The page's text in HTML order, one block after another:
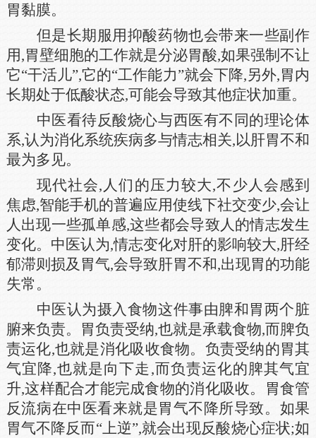
胃黏膜。
但是长期服用抑酸药物也会带来一些副作
用,胃壁细胞的工作就是分泌胃酸,如果强制不让
它“干活儿”,它的“工作能力”就会下降,另外,胃内
长期处于低酸状态,可能会导致其他症状加重。
中医看待反酸烧心与西医有不同的理论体
系,认为消化系统疾病多与情志相关,以肝胃不和
最为多见。
现代社会,人们的压力较大,不少人会感到
焦虑,智能手机的普遍应用使线下社交变少,会让
人出现一些孤单感,这些都会导致人的情志发生
变化。中医认为,情志变化对肝的影响较大,肝经
郁滞则损及胃气,会导致肝胃不和,出现胃的功能
失常。
中医认为摄入食物这件事由脾和胃两个脏
腑来负责。胃负责受纳,也就是承载食物,而脾负
责运化,也就是消化吸收食物。负责受纳的胃其
气宜降,也就是向下走,而负责运化的脾其气宜
升,这样配合才能完成食物的消化吸收。胃食管
反流病在中医看来就是胃气不降所导致。如果
胃气不降反而“上逆”,就会出现反酸烧心症状;如